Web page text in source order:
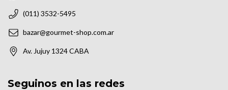
(011) 3532-5495
bazar@gourmet-shop.com.ar
Av. Jujuy 1324 CABA
Seguinos en las redes